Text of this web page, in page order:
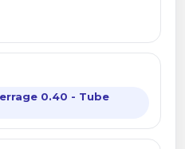
0.40 - Tube